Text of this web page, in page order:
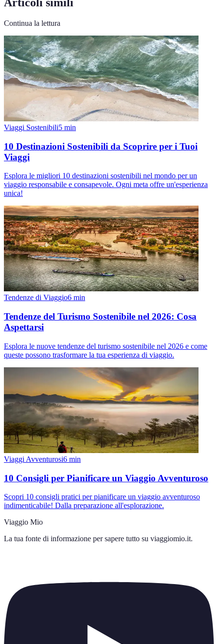
Continua la lettura
Viaggi Sostenibili5 min
10 Destinazioni Sostenibili da Scoprire per i Tuoi
Viaggi
Esplora le migliori 10 destinazioni sostenibili nel mondo per un
viaggio responsabile e consapevole. Ogni meta offre un'esperienza
unica!
Tendenze di Viaggio6 min
Tendenze del Turismo Sostenibile nel 2026: Cosa
Aspettarsi
Esplora le nuove tendenze del turismo sostenibile nel 2026 e come
queste possono trasformare la tua esperienza di viaggio.
Viaggi Avventurosi6 min
10 Consigli per Pianificare un Viaggio Avventuroso
Scopri 10 consigli pratici per pianificare un viaggio avventuroso
indimenticabile! Dalla preparazione all'esplorazione.
Viaggio Mio
La tua fonte di informazione per sapere tutto su viaggiomio.it.